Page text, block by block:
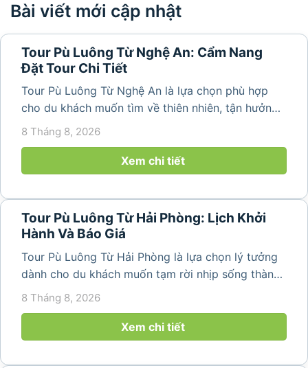
Bài viết mới cập nhật
Tour Pù Luông Từ Nghệ An: Cẩm Nang
Đặt Tour Chi Tiết
Tour Pù Luông Từ Nghệ An là lựa chọn phù hợp
cho du khách muốn tìm về thiên nhiên, tận hưởng
không khí trong lành và khám phá vẻ đẹp bình yên
8 Tháng 8, 2026
Xem chi tiết
Tour Pù Luông Từ Hải Phòng: Lịch Khởi
Hành Và Báo Giá
Tour Pù Luông Từ Hải Phòng là lựa chọn lý tưởng
dành cho du khách muốn tạm rời nhịp sống thành
phố để tìm về không gian núi rừng trong lành,
những bản làng bình yên và cảnh quan ruộng bậc
thang đặc trưng. Từ...
8 Tháng 8, 2026
Xem chi tiết